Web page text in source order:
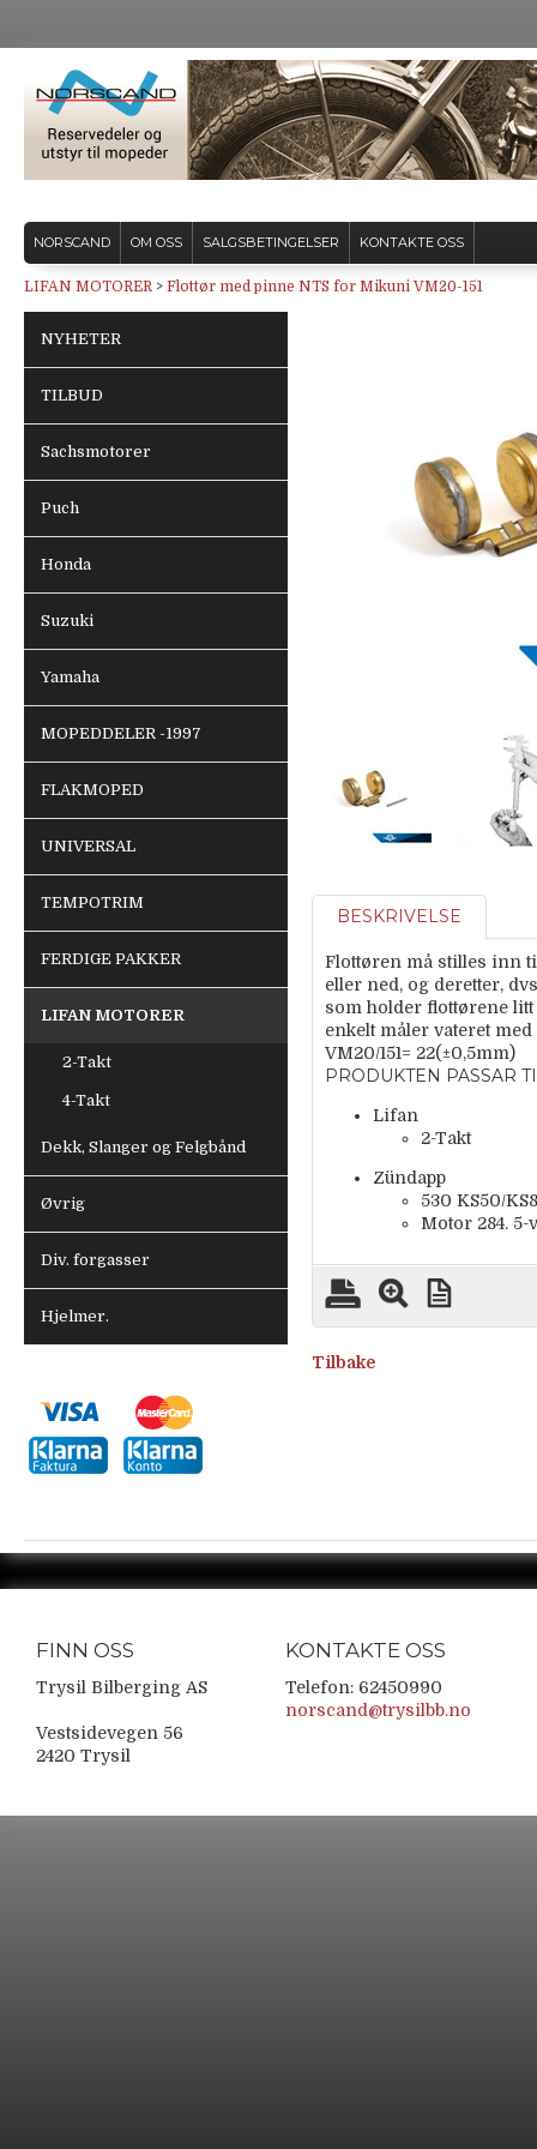
NORSCAND OM OSS SALGSBETINGELSER KONTAKTE OSS
LIFAN MOTORER > Flottør med pinne NTS for Mikuni VM20-151
NYHETER
TILBUD
Sachsmotorer
Puch
Honda
Suzuki
Yamaha
MOPEDDELER -1997
FLAKMOPED
UNIVERSAL
TEMPOTRIM
FERDIGE PAKKER
LIFAN MOTORER
2-Takt
4-Takt
Dekk, Slanger og Felgbånd
Øvrig
Div. forgasser
Hjelmer.
BESKRIVELSE
Flottøren må stilles inn
eller ned, og deretter,
som holder flottørene
enkelt måler vateret
VM20/151= 22(±0,5mm)
PRODUKTEN PASSAR
Lifan
2-Takt
Zündapp
530 KS50/
Motor 284. 5-
Tilbake
FINN OSS
Trysil Bilberging AS
Vestsidevegen 56
2420 Trysil
KONTAKTE OSS
Telefon: 62450990
norscand@trysilbb.no